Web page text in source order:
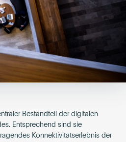
an AP
Bestandteil der digitalen
Entsprechend sind sie
Konnektivitätserlebnis der